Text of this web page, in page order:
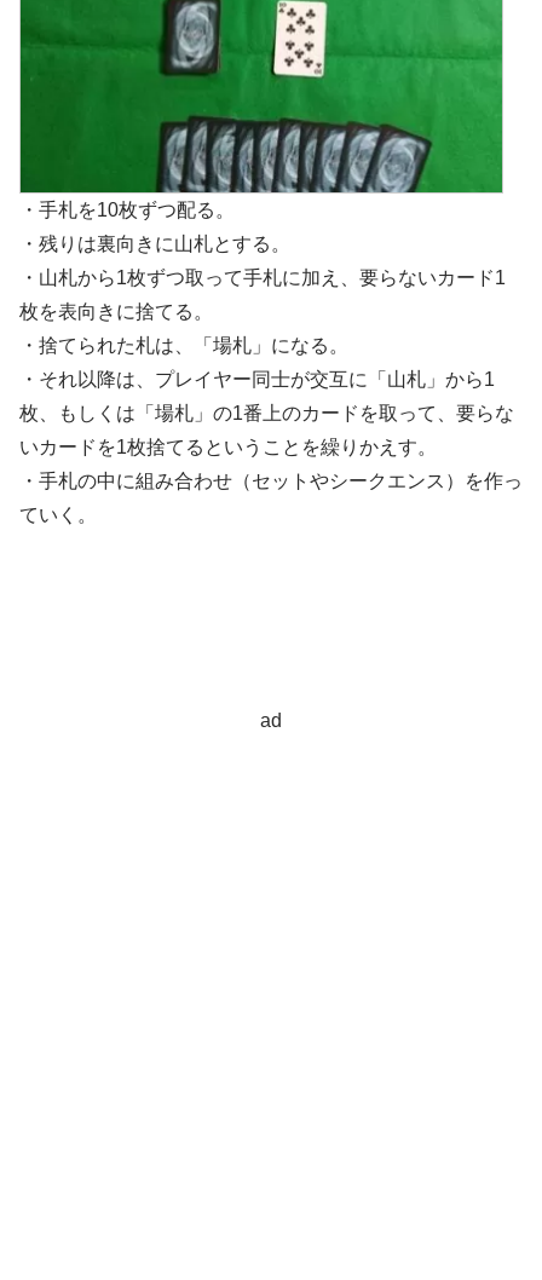
・手札を10枚ずつ配る。
・残りは裏向きに山札とする。
・山札から1枚ずつ取って手札に加え、要らないカード1
枚を表向きに捨てる。
・捨てられた札は、「場札」になる。
・それ以降は、プレイヤー同士が交互に「山札」から1
枚、もしくは「場札」の1番上のカードを取って、要らな
いカードを1枚捨てるということを繰りかえす。
・手札の中に組み合わせ（セットやシークエンス）を作っ
ていく。
ad